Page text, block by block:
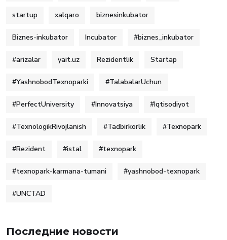
startup xalqaro biznesinkubator
Biznes-inkubator Incubator #biznes_inkubator
#arizalar yait.uz Rezidentlik Startap
#YashnobodTexnoparki #TalabalarUchun
#PerfectUniversity #Innovatsiya #Iqtisodiyot
#TexnologikRivojlanish #Tadbirkorlik #Texnopark
#Rezident #istal #texnopark
#texnopark-karmana-tumani #yashnobod-texnopark
#UNCTAD
Последние новости